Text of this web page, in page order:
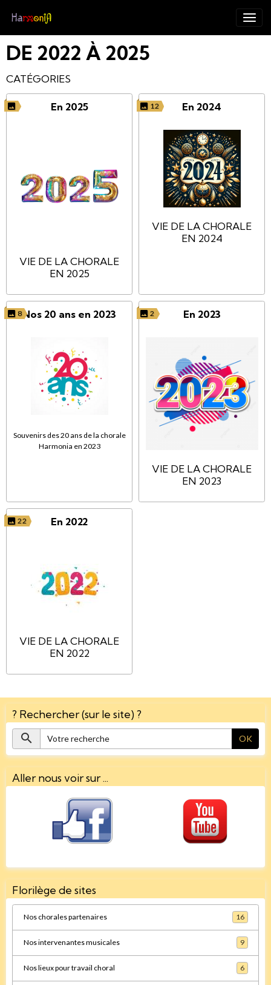
DE 2022 À 2025
CATÉGORIES
En 2025
VIE DE LA CHORALE
EN 2025
12 En 2024
VIE DE LA CHORALE
EN 2024
8 Nos 20 ans en 2023
Souvenirs des 20 ans de la chorale
Harmonia en 2023
2 En 2023
VIE DE LA CHORALE
EN 2023
22 En 2022
VIE DE LA CHORALE
EN 2022
? Rechercher (sur le site) ?
OK
Aller nous voir sur ...
Florilège de sites
Nos chorales partenaires 16
Nos intervenantes musicales 9
Nos lieux pour travail choral 6